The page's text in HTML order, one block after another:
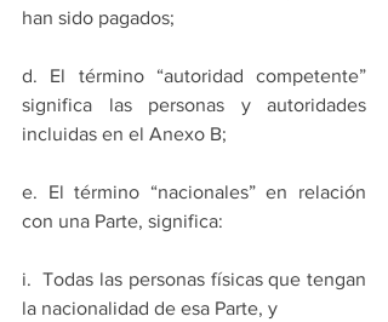
han sido pagados;
d. El término “autoridad competente”
significa las personas y autoridades
incluidas en el Anexo B;
e. El término “nacionales” en relación
con una Parte, significa:
i.  Todas las personas físicas que tengan
la nacionalidad de esa Parte, y